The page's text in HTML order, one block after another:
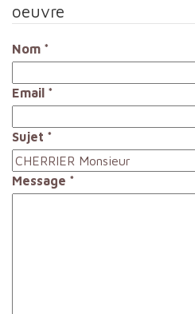
oeuvre
Nom *
Email *
Sujet *
Message *